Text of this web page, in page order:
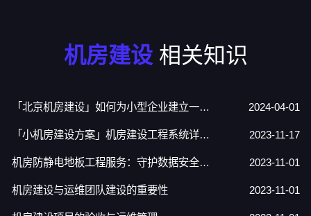
机房建设相关知识
2024-04-01
「北京机房建设」如何为小型企业建立一个服务器机房？
2023-11-17
「小机房建设方案」机房建设工程系统详解！
2023-11-01
机房防静电地板工程服务：守护数据安全的隐形防线
2023-11-01
机房建设与运维团队建设的重要性